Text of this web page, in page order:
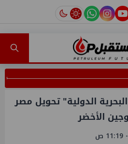
youtube
instagram
tiktok
الدولية" تحويل مصر
الأخضر